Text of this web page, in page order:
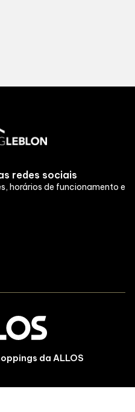
redes sociais
horários de funcionamento e
da ALLOS